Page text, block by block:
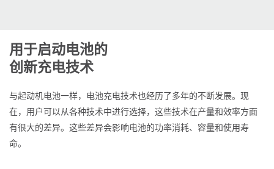
用于启动电池的
创新充电技术
与起动机电池一样，电池充电技术也经历了多年的不断发展。现
在，用户可以从各种技术中进行选择，这些技术在产量和效率方面
有很大的差异。这些差异会影响电池的功率消耗、容量和使用寿
命。